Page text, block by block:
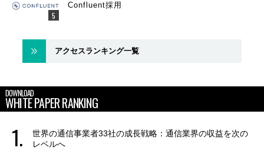
Confluent採用
アクセスランキング一覧
DOWNLOAD
WHITE PAPER RANKING
世界の通信事業者33社の成長戦略：通信業界の収益を次の
レベルへ